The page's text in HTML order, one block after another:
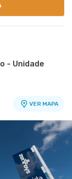
- Unidade
VER MAPA
- Unidade
VER MAPA
Álvaro
VER MAPA